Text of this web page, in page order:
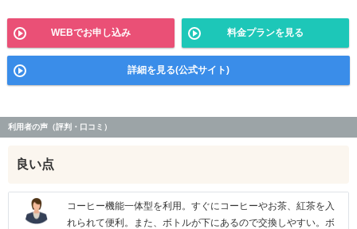
WEBでお申し込み 料金プランを見る
詳細を見る(公式サイト)
利用者の声（評判・口コミ）
良い点
コーヒー機能一体型を利用。すぐにコーヒーやお茶、紅茶を入
れられて便利。また、ボトルが下にあるので交換しやすい。ボ